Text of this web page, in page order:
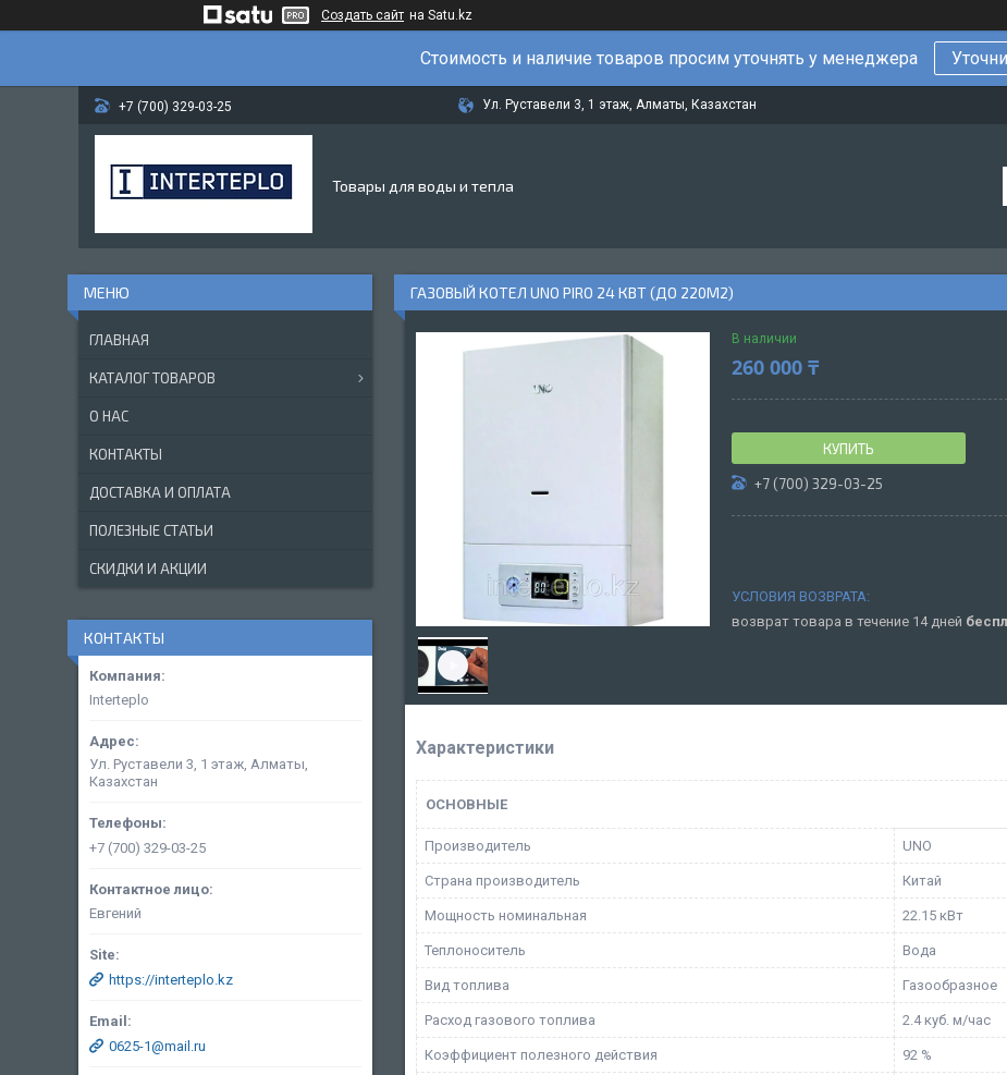
Создать сайт на Satu.kz
Стоимость и наличие товаров просим уточнять у менеджера
+7 (700) 329-03-25 Ул. Руставели 3, 1 этаж, Алматы, Казахстан
Товары для воды и тепла
ГАЗОВЫЙ КОТЕЛ UNO PIRO 24 КВТ (ДО 220М2)
В наличии
260 000 ₸
КУПИТЬ
+7 (700) 329-03-25
возврат товара в течение 14 дней
Характеристики
ОСНОВНЫЕ
Производитель UNO
Страна производитель Китай
Мощность номинальная 22.15 кВт
Теплоноситель Вода
Вид топлива Газообразное
Расход газового топлива 2.4 куб. м/час
Коэффициент полезного действия 92 %
ГЛАВНАЯ
КАТАЛОГ ТОВАРОВ
О НАС
КОНТАКТЫ
ДОСТАВКА И ОПЛАТА
ПОЛЕЗНЫЕ СТАТЬИ
СКИДКИ И АКЦИИ
КОНТАКТЫ
Interteplo
Ул. Руставели 3, 1 этаж, Алматы,
Казахстан
+7 (700) 329-03-25
Евгений
https://interteplo.kz
0625-1@mail.ru